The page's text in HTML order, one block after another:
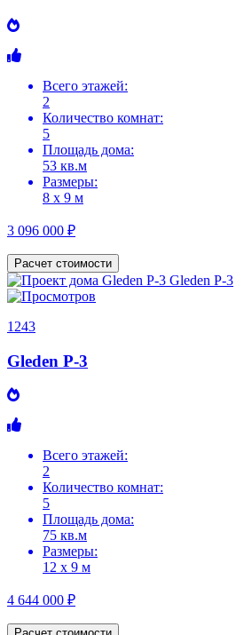
Всего этажей:
2
Количество комнат:
5
Площадь дома:
53 кв.м
Размеры:
8 х 9 м
3 096 000 ₽
Расчет стоимости
1243
Gleden P-3
Всего этажей:
2
Количество комнат:
5
Площадь дома:
75 кв.м
Размеры:
12 х 9 м
4 644 000 ₽